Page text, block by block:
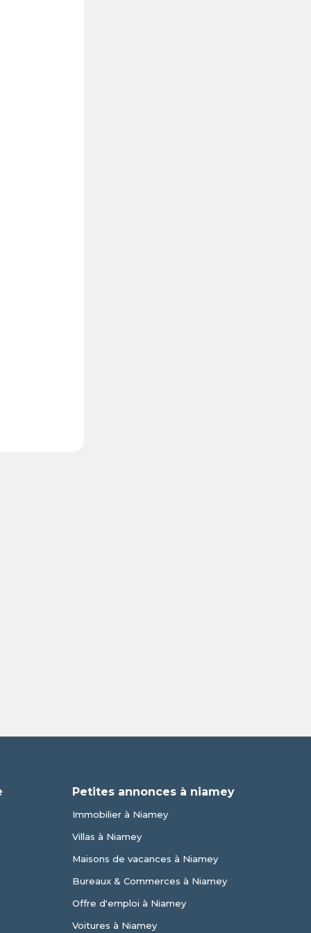
Petites annonces à niamey
Immobilier à Niamey
Villas à Niamey
Maisons de vacances à Niamey
Bureaux & Commerces à Niamey
Offre d'emploi à Niamey
Voitures à Niamey